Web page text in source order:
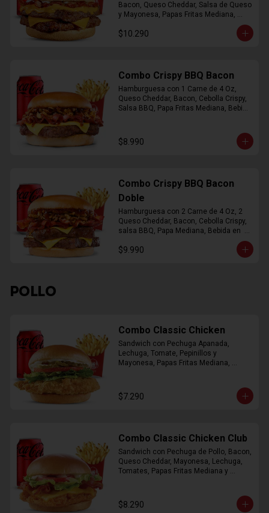
Bacon, Queso Cheddar, Salsa de Queso
y Mayonesa, Papas Fritas Mediana,
$10.290
Combo Crispy BBQ Bacon
Hamburguesa con 1 Carne de 4 Oz,
Queso Cheddar, Bacon, Cebolla Crispy,
Salsa BBQ, Papa Fritas Mediana, Bebida
$8.990
Combo Crispy BBQ Bacon
Doble
Hamburguesa con 2 Carne de 4 Oz, 2
Queso Cheddar, Bacon, Cebolla Crispy,
salsa BBQ, Papa Mediana, Bebida en
$9.990
POLLO
Combo Classic Chicken
Sandwich con Pechuga Apanada,
Lechuga, Tomate, Pepinillos y
Mayonesa, Papas Fritas Mediana,
$7.290
Combo Classic Chicken Club
Sandwich con Pechuga de Pollo, Bacon,
Queso Cheddar, Mayonesa, Lechuga,
Tomates, Papas Fritas Mediana y
$8.290